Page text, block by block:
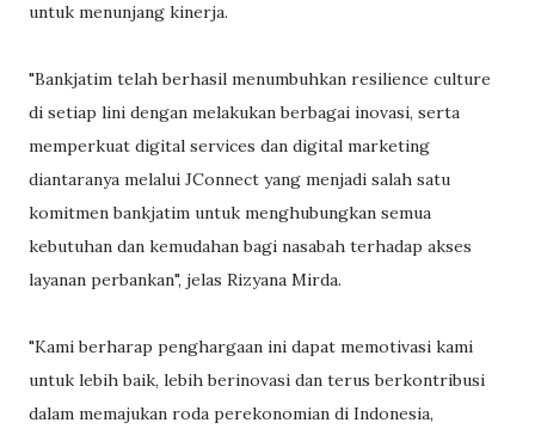
untuk menunjang kinerja.
"Bankjatim telah berhasil menumbuhkan resilience culture
di setiap lini dengan melakukan berbagai inovasi, serta
memperkuat digital services dan digital marketing
diantaranya melalui JConnect yang menjadi salah satu
komitmen bankjatim untuk menghubungkan semua
kebutuhan dan kemudahan bagi nasabah terhadap akses
layanan perbankan", jelas Rizyana Mirda.
"Kami berharap penghargaan ini dapat memotivasi kami
untuk lebih baik, lebih berinovasi dan terus berkontribusi
dalam memajukan roda perekonomian di Indonesia,